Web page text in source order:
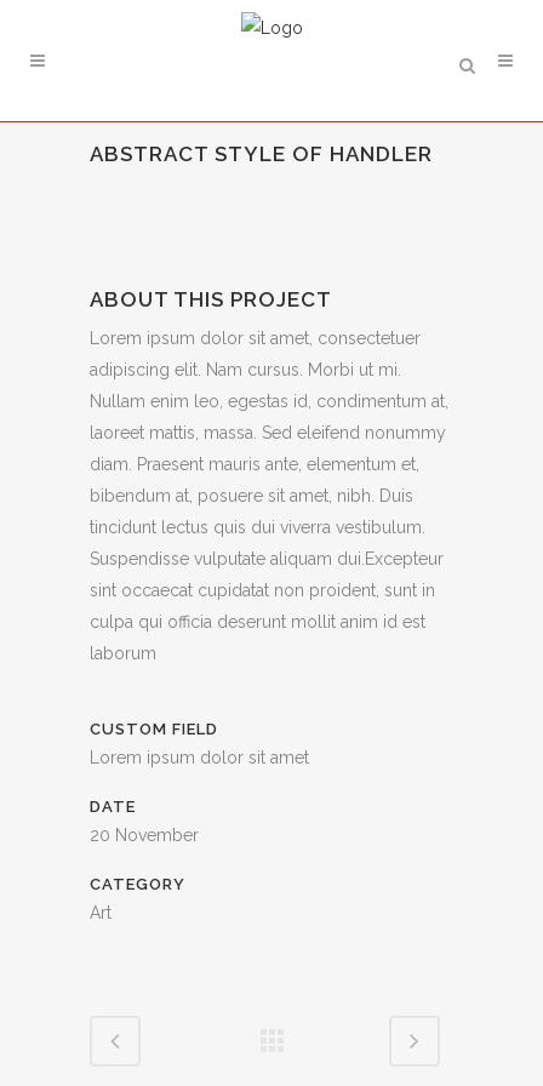
ABSTRACT STYLE OF HANDLER
ABOUT THIS PROJECT
Lorem ipsum dolor sit amet, consectetuer
adipiscing elit. Nam cursus. Morbi ut mi.
Nullam enim leo, egestas id, condimentum at,
laoreet mattis, massa. Sed eleifend nonummy
diam. Praesent mauris ante, elementum et,
bibendum at, posuere sit amet, nibh. Duis
tincidunt lectus quis dui viverra vestibulum.
Suspendisse vulputate aliquam dui.Excepteur
sint occaecat cupidatat non proident, sunt in
culpa qui officia deserunt mollit anim id est
laborum
CUSTOM FIELD
Lorem ipsum dolor sit amet
DATE
20 November
CATEGORY
Art